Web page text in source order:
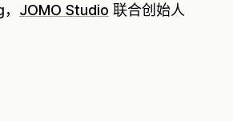
JOMO Studio 联合创始人